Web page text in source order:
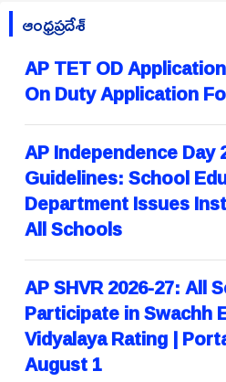
ఆంధ్రప్రదేశ్
AP TET OD
On Duty Application
AP Independence Day
Guidelines: School
Department Issues
All Schools
AP SHVR 2026-27: All
Participate in Swachh
Vidyalaya Rating |
August 1